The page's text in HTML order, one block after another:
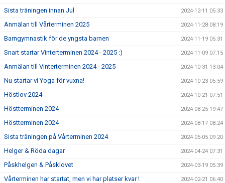
Sista träningen innan Jul 2024-12-11 05:33
Anmälan till Vårterminen 2025 2024-11-28 08:19
Barngymnastik för de yngsta barnen 2024-11-19 05:31
Snart startar Vinterterminen 2024 - 2025 :) 2024-11-09 07:15
Anmälan till Vinterterminen 2024 - 2025 2024-10-31 13:04
Nu startar vi Yoga för vuxna! 2024-10-23 05:59
Höstlov 2024 2024-10-21 07:51
Höstterminen 2024 2024-08-25 19:47
Höstterminen 2024 2024-08-17 08:24
Sista träningen på Vårterminen 2024 2024-05-05 09:20
Helger & Röda dagar 2024-04-24 07:31
Påskhelgen & Påsklovet 2024-03-19 05:39
Vårterminen har startat, men vi har platser kvar ! 2024-02-21 06:40